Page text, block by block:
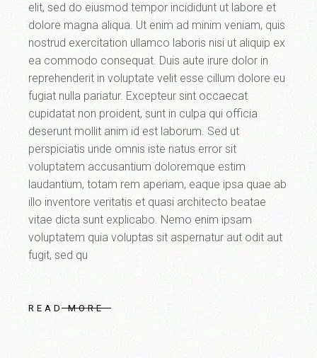
elit, sed do eiusmod tempor incididunt ut labore et
dolore magna aliqua. Ut enim ad minim veniam, quis
nostrud exercitation ullamco laboris nisi ut aliquip ex
ea commodo consequat. Duis aute irure dolor in
reprehenderit in voluptate velit esse cillum dolore eu
fugiat nulla pariatur. Excepteur sint occaecat
cupidatat non proident, sunt in culpa qui officia
deserunt mollit anim id est laborum. Sed ut
perspiciatis unde omnis iste natus error sit
voluptatem accusantium doloremque estim
laudantium, totam rem aperiam, eaque ipsa quae ab
illo inventore veritatis et quasi architecto beatae
vitae dicta sunt explicabo. Nemo enim ipsam
voluptatem quia voluptas sit aspernatur aut odit aut
fugit, sed qu
READ MORE